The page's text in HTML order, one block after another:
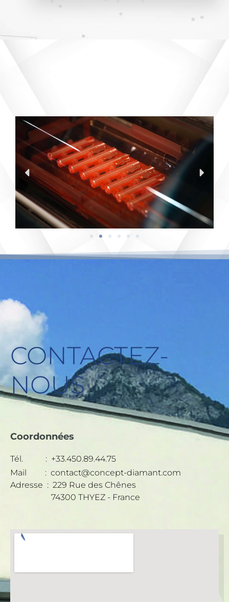
CONTACTEZ-
NOUS
Coordonnées
Tél. : +33.450.89.44.75
Mail : contact@concept-diamant.com
Adresse : 229 Rue des Chênes
74300 THYEZ - France